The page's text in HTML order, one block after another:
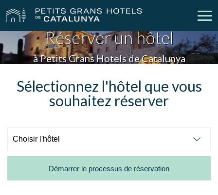
Nos Hôtels Escapades
Mariages
Chèques Cadeau Découvrez Catalogne
Réserver un hôtel
à Petits Grans Hotels de Catalunya
Sélectionnez l'hôtel que vous
souhaitez réserver
Démarrer le processus de réservation